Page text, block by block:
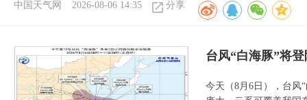
中国天气网 2026-08-06 14:35 分享
台风“白海豚”将
今天（8月6日），台风